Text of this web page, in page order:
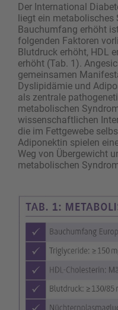
Der International
liegt ein metabolisches
Bauchumfang erhöht
folgenden Faktoren
Blutdruck erhöht, HDL
erhöht (Tab. 1).
gemeinsamen
Dyslipidämie und
als zentrale
metabolischen
wissenschaftlichen
die im Fettgewebe
Adiponektin spielen
Weg von Übergewicht
metabolischen